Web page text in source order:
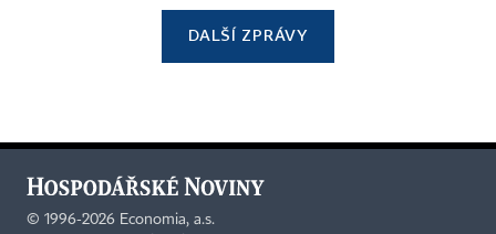
DALŠÍ ZPRÁVY
© 1996-2026 Economia, a.s.